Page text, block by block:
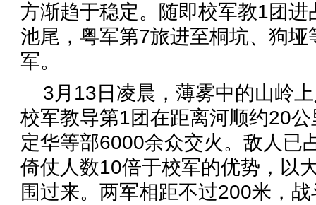
方渐趋于稳定。随即校军教1团进
池尾，粤军第7旅进至桐坑、狗垭
军。
3月13日凌晨，薄雾中的山岭
校军教导第1团在距离河顺约20
定华等部6000余众交火。敌人已
倚仗人数10倍于校军的优势，以
围过来。两军相距不过200米，